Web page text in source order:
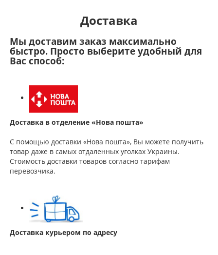
Доставка
Мы доставим заказ максимально
быстро. Просто выберите удобный для
Вас способ:
Доставка в отделение «Нова пошта»
С помощью доставки «Нова пошта», Вы можете получить
товар даже в самых отдаленных уголках Украины.
Стоимость доставки товаров согласно тарифам
перевозчика.
Доставка курьером по адресу